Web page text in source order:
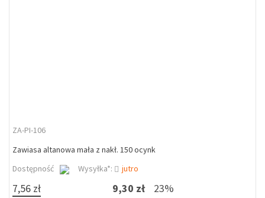
ZA-PI-106
Zawiasa altanowa mała z nakł. 150 ocynk
Dostępność
Wysyłka*: jutro
7,56 zł 9,30 zł 23%